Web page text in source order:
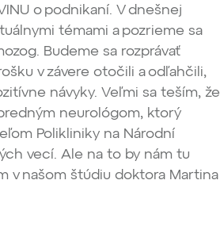
o podnikaní. V dnešnej
témami a pozrieme sa
Budeme sa rozprávať
v závere otočili a odľahčili,
návyky. Veľmi sa teším, že
neurológom, ktorý
Polikliniky na Národní
vecí. Ale na to by nám tu
v našom štúdiu doktora Martina